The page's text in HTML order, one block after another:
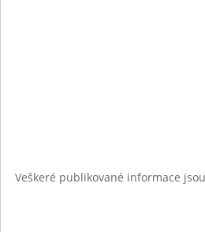
Veškeré publikované informace